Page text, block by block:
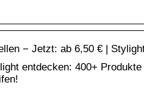
− Jetzt: ab 6,50 € |
entdecken: 400+